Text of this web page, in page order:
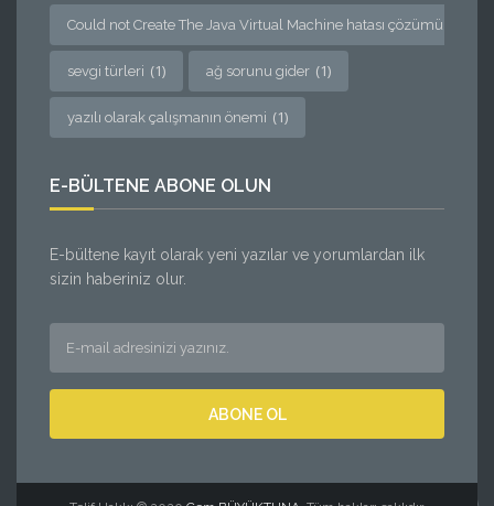
Could not Create The Java Virtual Machine hatası çözümü
sevgi türleri (1) ağ sorunu gider (1)
yazılı olarak çalışmanın önemi (1)
E-BÜLTENE ABONE OLUN
E-bültene kayıt olarak yeni yazılar ve yorumlardan ilk
sizin haberiniz olur.